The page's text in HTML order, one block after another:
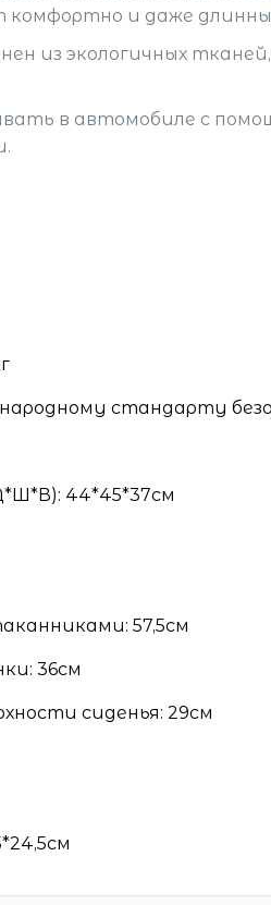
комфортно и даже
из экологичных
в автомобиле с
стандарту
44*45*37см
57,5см
36см
сиденья: 29см